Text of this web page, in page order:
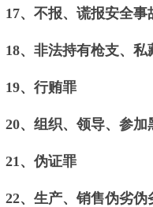
17、不报、谎报安全事
18、非法持有枪支、私
19、行贿罪
20、组织、领导、参
21、伪证罪
22、生产、销售伪劣伪